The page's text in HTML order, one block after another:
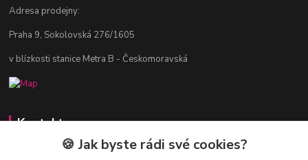
Adresa prodejny:
Praha 9, Sokolovská 276/1605
v blízkosti stanice Metra B - Českomoravská
Kontakty
Jitka Vlasáková
🍪 Jak byste rádi své cookies?